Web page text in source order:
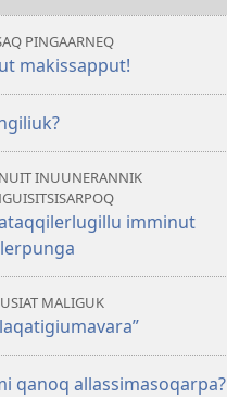
PINGAARNEQ
makissapput!
INUUNERANNIK
imminut
MALIGUK
qanoq allassimasoqarpa?